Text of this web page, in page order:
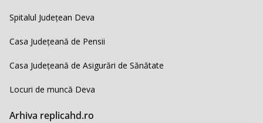
Spitalul Județean Deva
Casa Județeană de Pensii
Casa Județeană de Asigurări de Sănătate
Locuri de muncă Deva
Arhiva replicahd.ro